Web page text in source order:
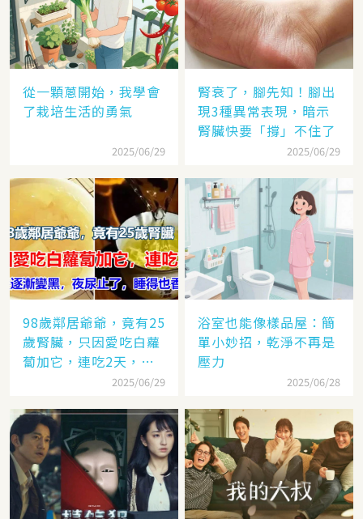
從一顆蔥開始，我學會
了栽培生活的勇氣
2025/06/29
腎衰了，腳先知！腳出
現3種異常表現，暗示
腎臟快要「撐」不住了
2025/06/29
98歲鄰居爺爺，竟有25
歲腎臟，只因愛吃白蘿
蔔加它，連吃2天，白
髮逐漸變黑，夜尿止
2025/06/29
浴室也能像樣品屋：簡
單小妙招，乾淨不再是
壓力
2025/06/28